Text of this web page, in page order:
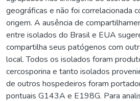
geográficas e não foi correlacionada
origem. A ausência de
entre isolados do Brasil e EUA
compartilha seus patógenos com
local. Todos os isolados foram
cercosporina e tanto isolados
de outros hospedeiros foram
pontuais G143A e E198G. Para